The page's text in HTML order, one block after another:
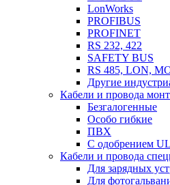
LonWorks
PROFIBUS
PROFINET
RS 232, 422
SAFETY BUS
RS 485, LON,
Другие
Кабели и провода
Безгалогенные
Особо гибкие
ПВХ
С одобрением
Кабели и провода
Для зарядных
Для